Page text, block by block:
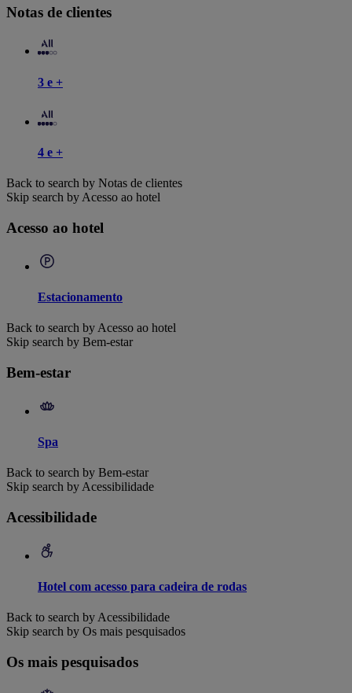
Notas de clientes
3 e +
4 e +
Back to search by Notas de clientes
Skip search by Acesso ao hotel
Acesso ao hotel
Estacionamento
Back to search by Acesso ao hotel
Skip search by Bem-estar
Bem-estar
Spa
Back to search by Bem-estar
Skip search by Acessibilidade
Acessibilidade
Hotel com acesso para cadeira de rodas
Back to search by Acessibilidade
Skip search by Os mais pesquisados
Os mais pesquisados